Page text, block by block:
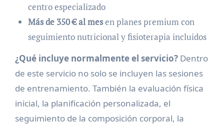
centro especializado
Más de 350 € al mesen planes premium con
seguimiento nutricional y fisioterapia incluidos
¿Qué incluye normalmente el servicio?Dentro
de este servicio no solo se incluyen las sesiones
de entrenamiento. También la evaluación física
inicial, la planificación personalizada, el
seguimiento de la composición corporal, la